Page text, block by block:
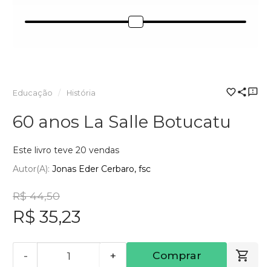
Educação História
60 anos La Salle Botucatu
Este livro teve 20 vendas
Autor(a): Jonas Eder Cerbaro, fsc
R$ 44,50
R$ 35,23
- + Comprar